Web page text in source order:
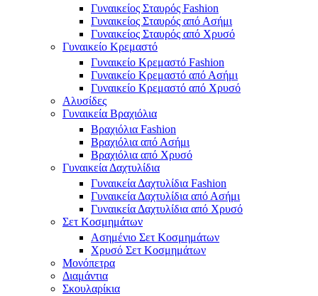
Γυναικείος Σταυρός Fashion
Γυναικείος Σταυρός από Ασήμι
Γυναικείος Σταυρός από Χρυσό
Γυναικείο Κρεμαστό
Γυναικείο Κρεμαστό Fashion
Γυναικείο Κρεμαστό από Ασήμι
Γυναικείο Κρεμαστό από Χρυσό
Αλυσίδες
Γυναικεία Βραχιόλια
Βραχιόλια Fashion
Βραχιόλια από Ασήμι
Βραχιόλια από Χρυσό
Γυναικεία Δαχτυλίδια
Γυναικεία Δαχτυλίδια Fashion
Γυναικεία Δαχτυλίδια από Ασήμι
Γυναικεία Δαχτυλίδια από Χρυσό
Σετ Κοσμημάτων
Ασημένιο Σετ Κοσμημάτων
Χρυσό Σετ Κοσμημάτων
Μονόπετρα
Διαμάντια
Σκουλαρίκια